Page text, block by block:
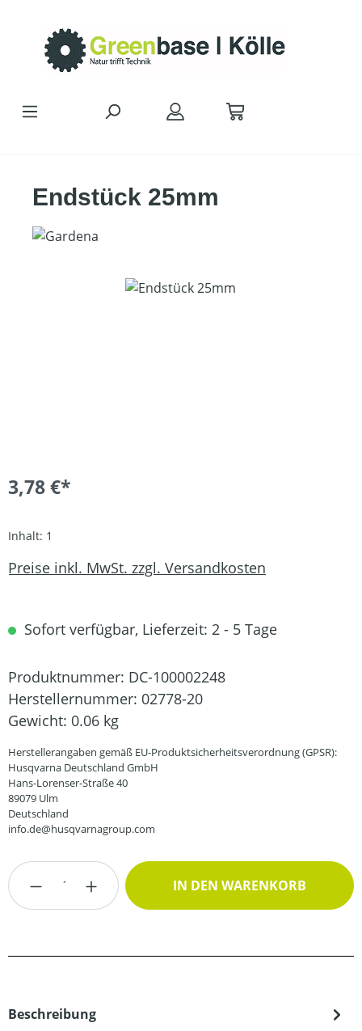
Endstück 25mm
Bildergalerie überspringen
3,78 €*
Inhalt: 1
Preise inkl. MwSt. zzgl. Versandkosten
Sofort verfügbar, Lieferzeit: 2 - 5 Tage
Produktnummer: DC-100002248
Herstellernummer: 02778-20
Gewicht: 0.06 kg
Herstellerangaben gemäß EU-Produktsicherheitsverordnung (GPSR):
Husqvarna Deutschland GmbH
Hans-Lorenser-Straße 40
89079 Ulm
Deutschland
info.de@husqvarnagroup.com
Produkt Anzahl: Gib den gewünschten
IN DEN WARENKORB
Beschreibung